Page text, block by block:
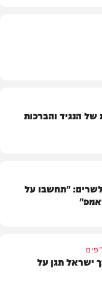
של הנגיד והברכות
"תחשבו על
ישראל תגן על